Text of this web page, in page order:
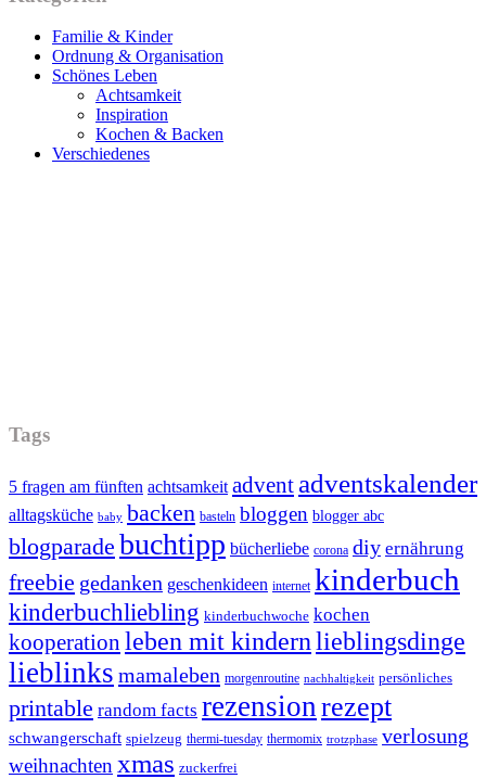
Familie & Kinder
Ordnung & Organisation
Schönes Leben
Achtsamkeit
Inspiration
Kochen & Backen
Verschiedenes
Tags
5 fragen am fünften achtsamkeit advent adventskalender
alltagsküche baby backen basteln bloggen blogger abc
blogparade buchtipp bücherliebe corona diy ernährung
freebie gedanken geschenkideen internet kinderbuch
kinderbuchliebling kinderbuchwoche kochen
kooperation leben mit kindernlieblingsdinge
lieblinks mamaleben morgenroutine nachhaltigkeit persönliches
printable random facts rezension rezept
schwangerschaft spielzeug thermi-tuesday thermomix trotzphase verlosung
weihnachten xmas zuckerfrei